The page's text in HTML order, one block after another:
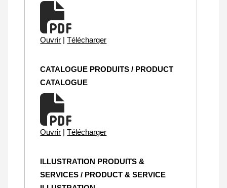
Ouvrir | Télécharger
CATALOGUE PRODUITS / PRODUCT
CATALOGUE
Ouvrir | Télécharger
ILLUSTRATION PRODUITS &
SERVICES / PRODUCT & SERVICE